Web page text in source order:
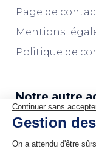
Continuer sans
Gestion
On a attendu d'être
Page de
Mentions
Politique de
Notre autre
L'agence